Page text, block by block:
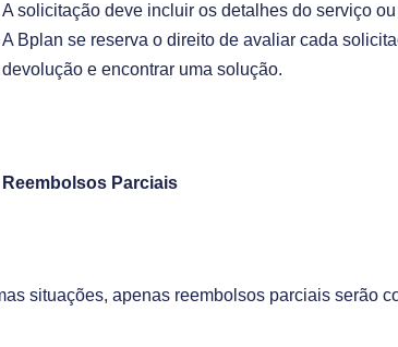
A solicitação deve incluir os detalhes do serviço
A Bplan se reserva o direito de avaliar cada
devolução e encontrar uma solução.
Reembolsos Parciais
situações, apenas reembolsos parciais serão